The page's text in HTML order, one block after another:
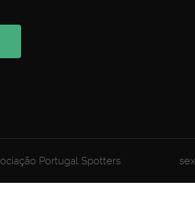
Portugal Spotters